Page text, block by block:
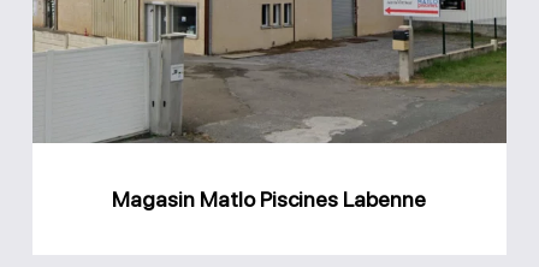
Labenne
Magasin Matlo Piscines Labenne